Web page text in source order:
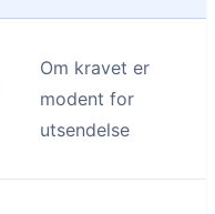
Om kravet er
modent for
utsendelse